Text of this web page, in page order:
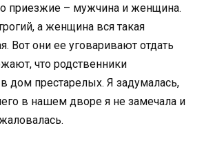
приезжие – мужчина и женщина.
а женщина вся такая
Вот они ее уговаривают отдать
что родственники
дом престарелых. Я задумалась,
в нашем дворе я не замечала и